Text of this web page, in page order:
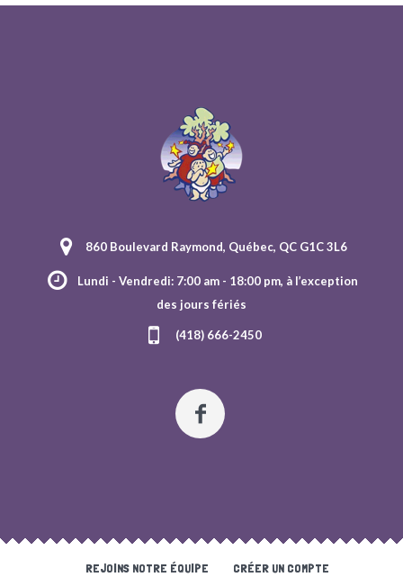
860 Boulevard Raymond, Québec, QC G1C 3L6
Lundi - Vendredi: 7:00 am - 18:00 pm, à l’exception
des jours fériés
(418) 666-2450
REJOINS NOTRE ÉQUIPE CRÉER UN COMPTE